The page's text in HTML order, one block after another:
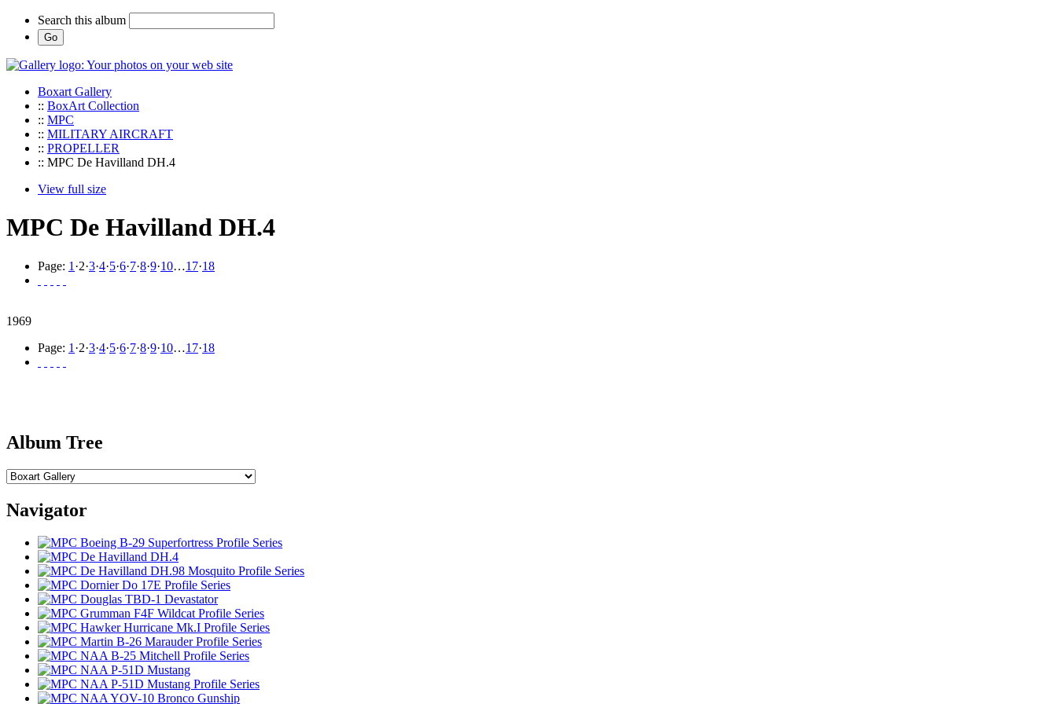
Search this album
Boxart Gallery
:: BoxArt Collection
:: MPC
:: MILITARY AIRCRAFT
:: PROPELLER
:: MPC De Havilland DH.4
View full size
MPC De Havilland DH.4
Page: 1 ·2·3·4·5·6·7·8·9·10…17·18
1969
Page: 1 ·2·3·4·5·6·7·8·9·10…17·18
Album Tree
Navigator